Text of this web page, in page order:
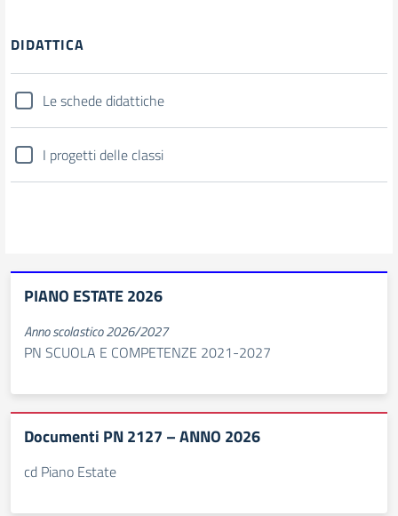
DIDATTICA
Le schede didattiche
I progetti delle classi
PIANO ESTATE 2026
Anno scolastico 2026/2027
PN SCUOLA E COMPETENZE 2021-2027
Documenti PN 2127 – ANNO 2026
cd Piano Estate